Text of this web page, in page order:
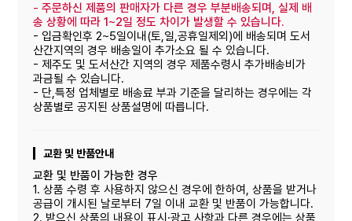
-주문하신 제품의 판매자가 다른 경우 부분배송되며, 실제 배
송 상황에 따라 1~2일 정도 차이가 발생할 수 있습니다.
- 입금확인후 2~5일이내(토,일,공휴일제외)에 배송되며 도서
산간지역의 경우 배송일이 추가소요 될 수 있습니다.
- 제주도 및 도서산간 지역의 경우 제품수령시 추가배송비가
과금될 수 있습니다.
- 단,특정 업체별로 배송료 부과 기준을 달리하는 경우에는 각
상품별로 공지된 상품설명에 따릅니다.
교환 및 반품안내
교환 및 반품이 가능한 경우
1. 상품 수령 후 사용하지 않으신 경우에 한하여, 상품을 받거나
공급이 개시된 날로부터 7일 이내 교환 및 반품이 가능합니다.
2. 받으신 상품의 내용이 표시·광고 사항과 다른 경우에는 상품